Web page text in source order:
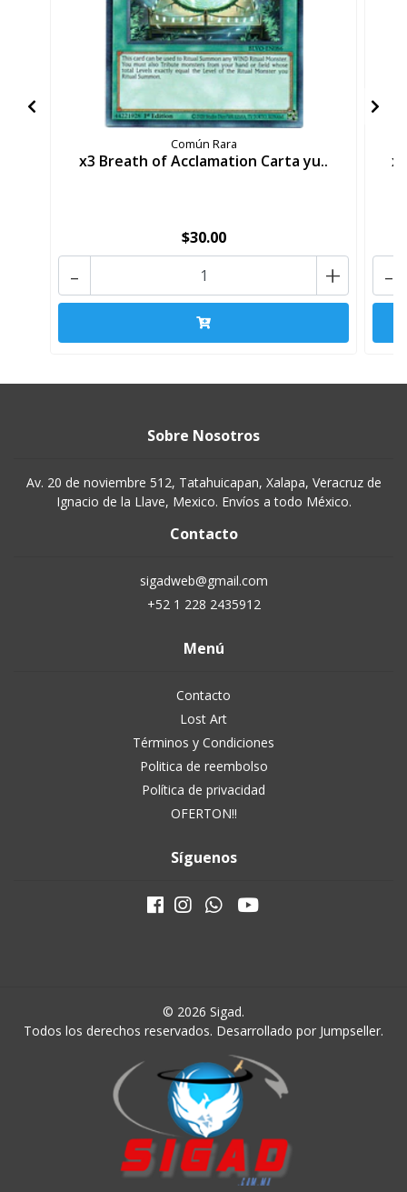
Común Rara
x3 Breath of Acclamation Carta yu..
$30.00
+
- -
Sobre Nosotros
Av. 20 de noviembre 512, Tatahuicapan, Xalapa, Veracruz de
Ignacio de la Llave, Mexico. Envíos a todo México.
Contacto
sigadweb@gmail.com
+52 1 228 2435912
Menú
Contacto
Lost Art
Términos y Condiciones
Politica de reembolso
Política de privacidad
OFERTON!!
Síguenos
© 2026 Sigad.
Todos los derechos reservados. Desarrollado por Jumpseller.